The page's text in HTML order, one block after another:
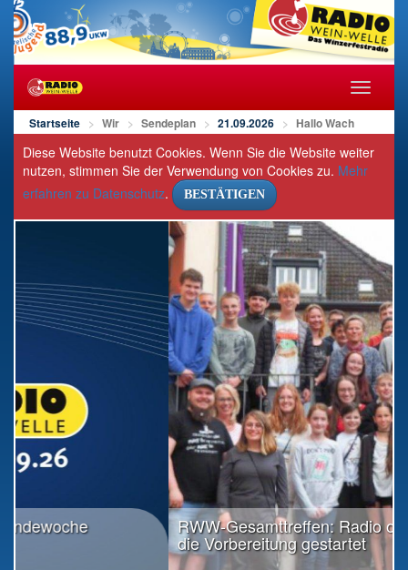
öffnen/
Startseite Wir Sendeplan 21.09.2026 Hallo Wach
Diese Website benutzt Cookies. Wenn Sie die Website weiter
nutzen, stimmen Sie der Verwendung von Cookies zu. Mehr
erfahren zu Datenschutz. BESTÄTIGEN
RWW-Gesamttreffen: Radio offiziell in
die Vorbereitung gestartet